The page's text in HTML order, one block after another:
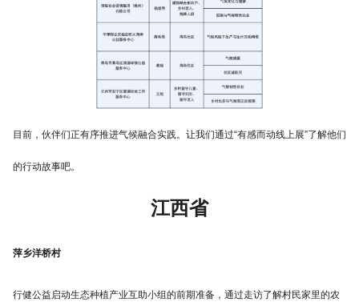
目前，伙伴们正有序推进气候融合实践。让我们通过“有感而动线上展”了解他们
的行动故事吧。
江西省
萍乡洋桥村
行健公益启动生态种植产业互助小组的前期准备，通过走访了解村民家里的农